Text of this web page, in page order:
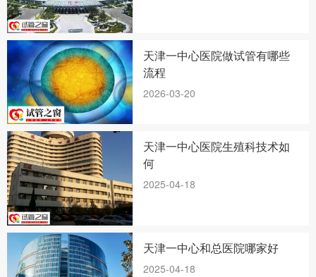
天津一中心医院做试管有哪些
流程
2026-03-20
天津一中心医院生殖科技术如
何
2025-04-18
天津一中心和总医院哪家好
2025-04-18